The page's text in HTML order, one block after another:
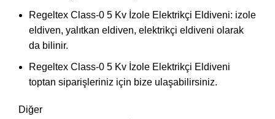
Regeltex Class-0 5 Kv İzole Elektrikçi Eldiveni: izole
eldiven, yalıtkan eldiven, elektrikçi eldiveni olarak
da bilinir.
Regeltex Class-0 5 Kv İzole Elektrikçi Eldiveni
toptan siparişleriniz için bize ulaşabilirsiniz.
Diğer